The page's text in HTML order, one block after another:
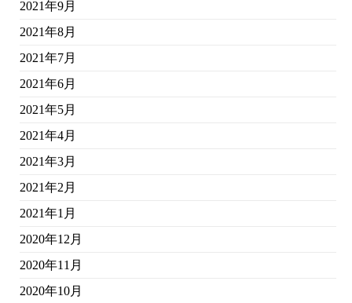
2021年9月
2021年8月
2021年7月
2021年6月
2021年5月
2021年4月
2021年3月
2021年2月
2021年1月
2020年12月
2020年11月
2020年10月